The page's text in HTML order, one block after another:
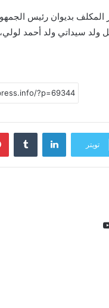
بديوان رئيس
ولد سيداتي ولد أحمد
تويتر
لينكدإن